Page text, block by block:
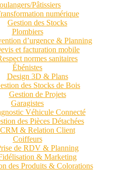
Pâtissiers
numérique
Gestion des Stocks
Plombiers
d’urgence & Planning
et facturation mobile
normes sanitaires
Ébénistes
Design 3D & Plans
des Stocks de Bois
Gestion de Projets
Garagistes
Véhicule Connecté
des Pièces Détachées
CRM & Relation Client
Coiffeurs
de RDV & Planning
& Marketing
des Produits & Colorations